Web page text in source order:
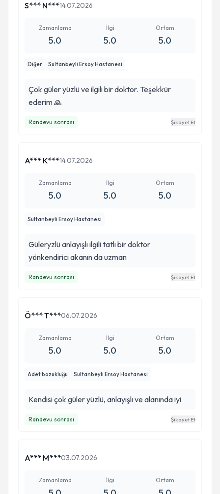
S*** N***14.07.2026
Zamanlama
5.0
İlgi
5.0
Ortam
5.0
Diğer Sultanbeyli Ersoy Hastanesi
Çok güler yüzlü ve ilgili bir doktor. Teşekkür
ederim 🙏
Randevu sonrası Şikayet Et
A*** K***14.07.2026
Zamanlama
5.0
İlgi
5.0
Ortam
5.0
Sultanbeyli Ersoy Hastanesi
Güleryzlü anlayışlı ilgili tatlı bir doktor
yönkendirici akanın da uzman
Randevu sonrası Şikayet Et
Ö*** T***06.07.2026
Zamanlama
5.0
İlgi
5.0
Ortam
5.0
Adet bozukluğu Sultanbeyli Ersoy Hastanesi
Kendisi çok güler yüzlü, anlayışlı ve alanında iyi
Randevu sonrası Şikayet Et
A*** M***03.07.2026
Zamanlama İlgi Ortam